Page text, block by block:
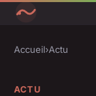
Accueil›Actu
ACTU